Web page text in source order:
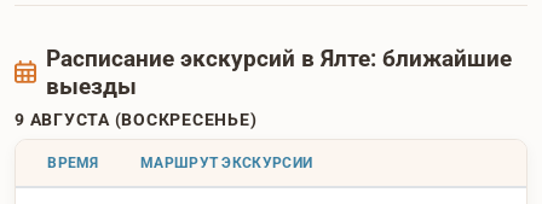
Расписание экскурсий в Ялте: ближайшие
выезды
9 АВГУСТА (ВОСКРЕСЕНЬЕ)
ВРЕМЯ МАРШРУТ ЭКСКУРСИИ